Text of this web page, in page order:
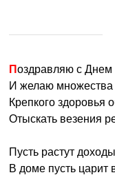
Поздравляю с
И желаю множества
Крепкого здоровья
Отыскать везения
Пусть растут
В доме пусть царит